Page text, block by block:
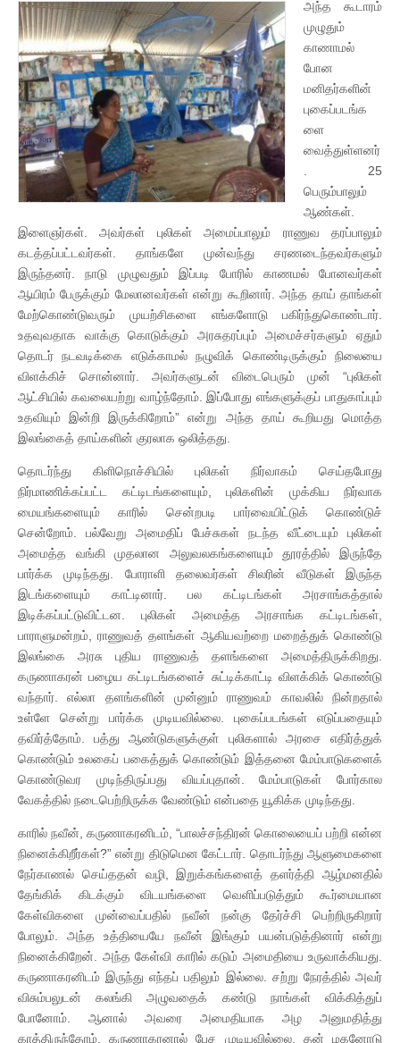
அந்த கூடாரம்
முழுதும்
காணாமல்
போன
மனிதர்களின்
புகைப்படங்க
ளை
வைத்துள்ளனர்
. 25
பெரும்பாலும்
ஆண்கள்.
இளைஞர்கள். அவர்கள் புலிகள் அமைப்பாலும் ராணுவ தரப்பாலும்
கடத்தப்பட்டவர்கள். தாங்களே முன்வந்து சரணடைந்தவர்களும்
இருந்தனர். நாடு முழுவதும் இப்படி போரில் காணமல் போனவர்கள்
ஆயிரம் பேருக்கும் மேலானவர்கள் என்று கூறினார். அந்த தாய் தாங்கள்
மேற்கொண்டுவரும் முயற்சிகளை எங்களோடு பகிர்ந்துகொண்டார்.
உதவுவதாக வாக்கு கொடுக்கும் அரசுதரப்பும் அமைச்சர்களும் ஏதும்
தொடர் நடவடிக்கை எடுக்காமல் நழுவிக் கொண்டிருக்கும் நிலையை
விளக்கிச் சொன்னார். அவர்களுடன் விடைபெரும் முன் “புலிகள்
ஆட்சியில் கவலையற்று வாழ்ந்தோம். இப்போது எங்களுக்குப் பாதுகாப்பும்
உதவியும் இன்றி இருக்கிறோம்” என்று அந்த தாய் கூறியது மொத்த
இலங்கைத் தாய்களின் குரலாக ஒலித்தது.
தொடர்ந்து கிளிநொச்சியில் புலிகள் நிர்வாகம் செய்தபோது
நிர்மாணிக்கப்பட்ட கட்டிடங்களையும், புலிகளின் முக்கிய நிர்வாக
மையங்களையும் காரில் சென்றபடி பார்வையிட்டுக் கொண்டுச்
சென்றோம். பல்வேறு அமைதிப் பேச்சுகள் நடந்த வீட்டையும் புலிகள்
அமைத்த வங்கி முதலான அலுவலகங்களையும் தூரத்தில் இருந்தே
பார்க்க முடிந்தது. போராளி தலைவர்கள் சிலரின் வீடுகள் இருந்த
இடங்களையும் காட்டினார். பல கட்டிடங்கள் அரசாங்கத்தால்
இடிக்கப்பட்டுவிட்டன. புலிகள் அமைத்த அரசாங்க கட்டிடங்கள்,
பாராளுமன்றம், ராணுவத் தளங்கள் ஆகியவற்றை மறைத்துக் கொண்டு
இலங்கை அரசு புதிய ராணுவத் தளங்களை அமைத்திருக்கிறது.
கருணாகரன் பழைய கட்டிடங்களைச் சுட்டிக்காட்டி விளக்கிக் கொண்டு
வந்தார். எல்லா தளங்களின் முன்னும் ராணுவம் காவலில் நின்றதால்
உள்ளே சென்று பார்க்க முடியவில்லை. புகைப்படங்கள் எடுப்பதையும்
தவிர்த்தோம். பத்து ஆண்டுகளுக்குள் புலிகளால் அரசை எதிர்த்துக்
கொண்டும் உலகைப் பகைத்துக் கொண்டும் இத்தனை மேம்பாடுகளைக்
கொண்டுவர முடிந்திருப்பது வியப்புதான். மேம்பாடுகள் போர்கால
வேகத்தில் நடைபெற்றிருக்க வேண்டும் என்பதை யூகிக்க முடிந்தது.
காரில் நவீன், கருணாகரனிடம், “பாலச்சந்திரன் கொலையைப் பற்றி என்ன
நினைக்கிறீர்கள்?” என்று திடுமென கேட்டார். தொடர்ந்து ஆளுமைகளை
நேர்காணல் செய்ததன் வழி, இறுக்கங்களைத் தளர்த்தி ஆழ்மனதில்
தேங்கிக் கிடக்கும் விடயங்களை வெளிப்படுத்தும் கூர்மையான
கேள்விகளை முன்வைப்பதில் நவீன் நன்கு தேர்ச்சி பெற்றிருகிறார்
போலும். அந்த உத்தியையே நவீன் இங்கும் பயன்படுத்தினார் என்று
நினைக்கிறேன். அந்த கேள்வி காரில் கடும் அமைதியை உருவாக்கியது.
கருணாகரனிடம் இருந்து எந்தப் பதிலும் இல்லை. சற்று நேரத்தில் அவர்
விசும்பலுடன் கலங்கி அழுவதைக் கண்டு நாங்கள் விக்கித்துப்
போனோம். ஆனால் அவரை அமைதியாக அழ அனுமதித்து
காத்திருந்தோம். கருணாகரனால் பேச முடியவில்லை. தன் மகனோடு